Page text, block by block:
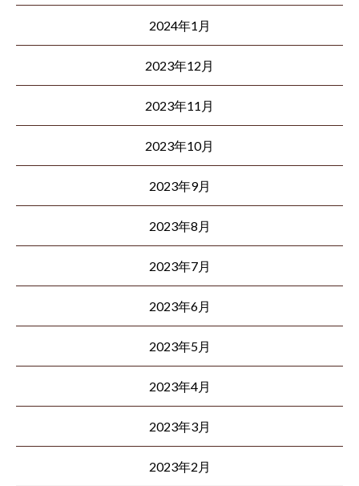
2024年1月
2023年12月
2023年11月
2023年10月
2023年9月
2023年8月
2023年7月
2023年6月
2023年5月
2023年4月
2023年3月
2023年2月